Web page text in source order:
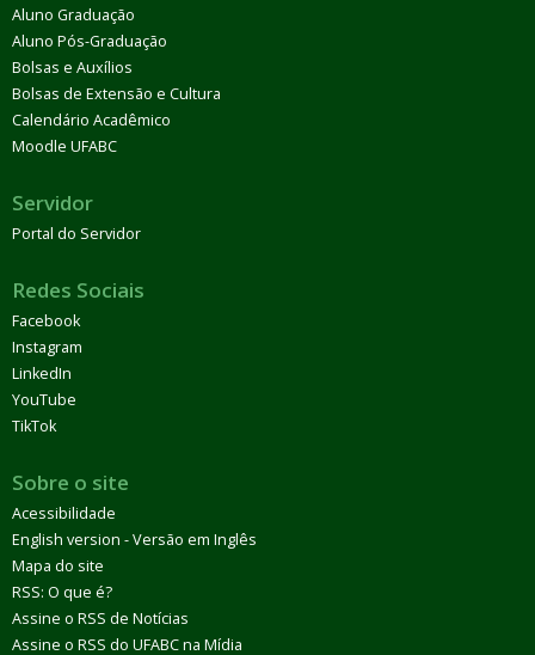
Aluno Graduação
Aluno Pós-Graduação
Bolsas e Auxílios
Bolsas de Extensão e Cultura
Calendário Acadêmico
Moodle UFABC
Servidor
Portal do Servidor
Redes Sociais
Facebook
Instagram
LinkedIn
YouTube
TikTok
Sobre o site
Acessibilidade
English version - Versão em Inglês
Mapa do site
RSS: O que é?
Assine o RSS de Notícias
Assine o RSS do UFABC na Mídia